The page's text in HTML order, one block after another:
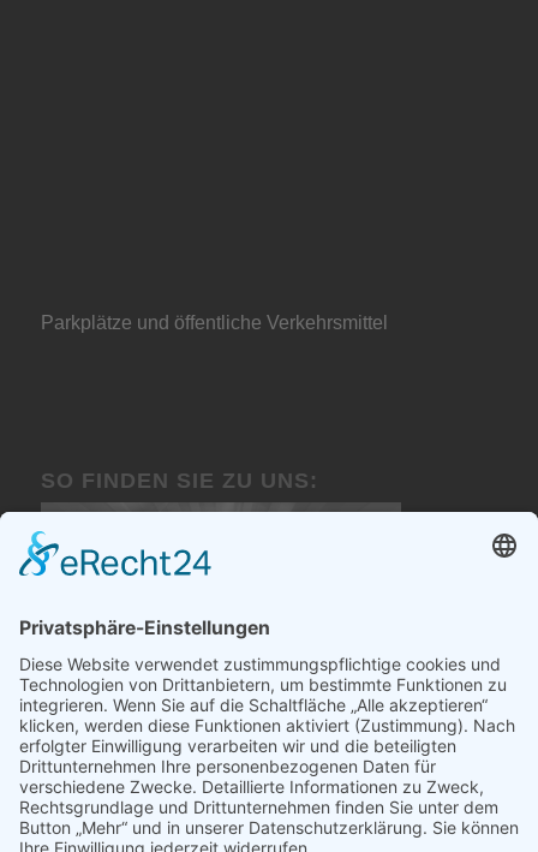
Parkplätze und öffentliche Verkehrsmittel
SO FINDEN SIE ZU UNS:
KLICK AUFS BILD ÖFFNET GOOGLE
MAPS